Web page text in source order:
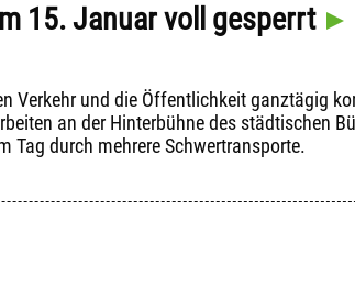
15. Januar voll gesperrt
Verkehr und die Öffentlichkeit ganztägig
an der Hinterbühne des städtischen
Tag durch mehrere Schwertransporte.